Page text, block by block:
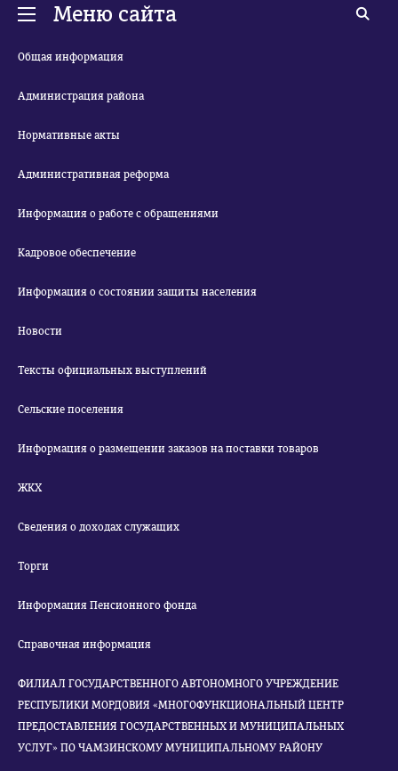
Меню сайта
Общая информация
Администрация района
Нормативные акты
Административная реформа
Информация о работе с обращениями
Кадровое обеспечение
Информация о состоянии защиты населения
Новости
Тексты официальных выступлений
Сельские поселения
Информация о размещении заказов на поставки товаров
ЖКХ
Сведения о доходах служащих
Торги
Информация Пенсионного фонда
Справочная информация
ФИЛИАЛ ГОСУДАРСТВЕННОГО АВТОНОМНОГО УЧРЕЖДЕНИЕ
РЕСПУБЛИКИ МОРДОВИЯ «МНОГОФУНКЦИОНАЛЬНЫЙ ЦЕНТР
ПРЕДОСТАВЛЕНИЯ ГОСУДАРСТВЕННЫХ И МУНИЦИПАЛЬНЫХ
УСЛУГ» ПО ЧАМЗИНСКОМУ МУНИЦИПАЛЬНОМУ РАЙОНУ